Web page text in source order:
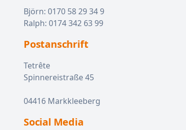
Björn: 0170 58 29 34 9
Ralph: 0174 342 63 99
Postanschrift
Tetrête
Spinnereistraße 45
04416 Markkleeberg
Social Media